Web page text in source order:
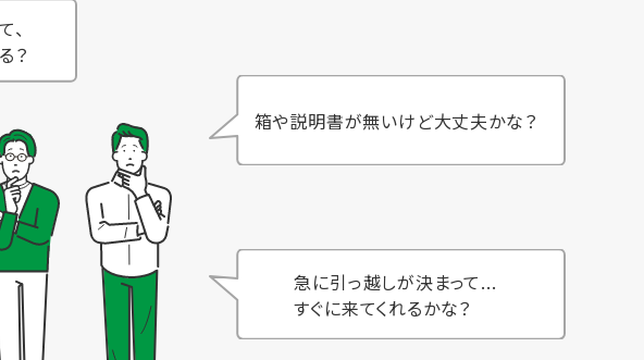
、
？
箱や説明書が無いけど大丈夫かな？
急に引っ越しが決まって...
すぐに来てくれるかな？